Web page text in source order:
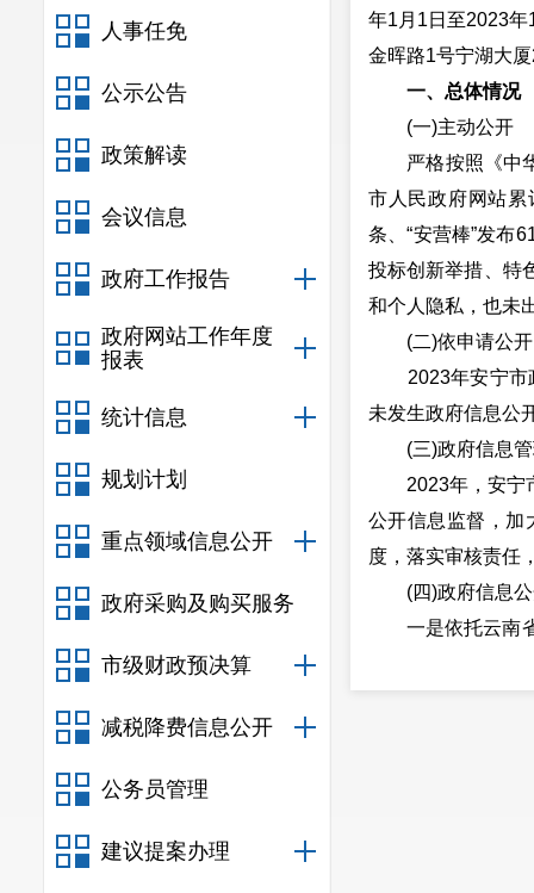
人事任免
公示公告
政策解读
会议信息
政府工作报告
政府网站工作年度
报表
统计信息
规划计划
重点领域信息公开
政府采购及购买服务
市级财政预决算
减税降费信息公开
公务员管理
建议提案办理
年1月1日至2023
金晖路1号宁湖大
一、总体情况
(一)主动公开
严格按照《中华
市人民政府网站
条、“安营棒”发布
投标创新举措、特
和个人隐私，也未
(二)依申请公开
2023年安宁市政
未发生政府信息公
(三)政府信息管
2023年，安宁市
公开信息监督，加
度，落实审核责任
(四)政府信息公
一是依托云南省